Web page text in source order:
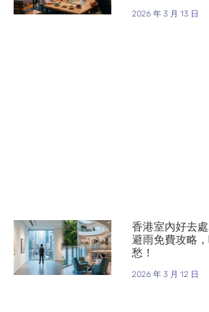
2026 年 3 月 13 日
香港室內好去
避雨免費攻略
愁！
2026 年 3 月 12 日